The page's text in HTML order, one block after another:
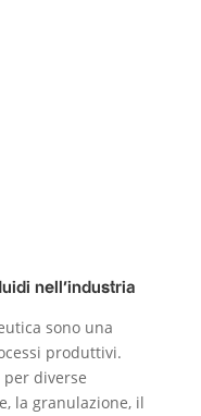
nell’industria
sono una
produttivi.
diverse
la granulazione, il